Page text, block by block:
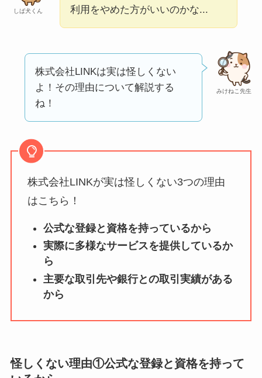
ータバンクの口コ
ミ・評判は実際ど
【怪しい？】セルプ
ロモート株式会社の
実際どう？
ョンは怪しい？口コ
ミ・評価が正直ヤバ
【怪しい？】株式会
判は実際どう？
Temuは怪しい？口コ
ミ・評判が正直ヤバ
しば犬くん
利用をやめた方がいいのかな...
みけねこ先生
株式会社LINKは実は怪しくない
よ！その理由について解説する
ね！
株式会社LINKが実は怪しくない3つの理由
はこちら！
公式な登録と資格を持っているから
実際に多様なサービスを提供しているか
ら
主要な取引先や銀行との取引実績がある
から
怪しくない理由①公式な登録と資格を持って